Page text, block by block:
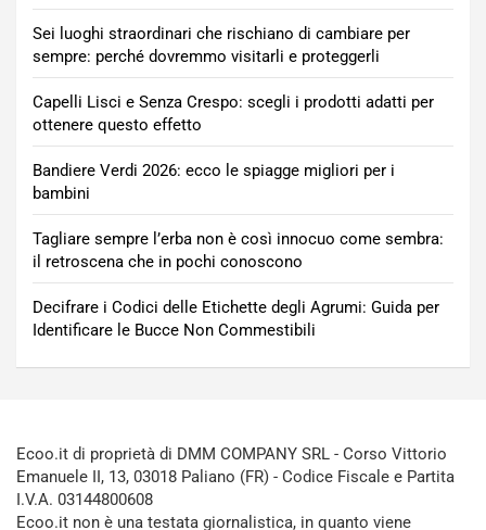
Sei luoghi straordinari che rischiano di cambiare per
sempre: perché dovremmo visitarli e proteggerli
Capelli Lisci e Senza Crespo: scegli i prodotti adatti per
ottenere questo effetto
Bandiere Verdi 2026: ecco le spiagge migliori per i
bambini
Tagliare sempre l’erba non è così innocuo come sembra:
il retroscena che in pochi conoscono
Decifrare i Codici delle Etichette degli Agrumi: Guida per
Identificare le Bucce Non Commestibili
Ecoo.it di proprietà di DMM COMPANY SRL - Corso Vittorio
Emanuele II, 13, 03018 Paliano (FR) - Codice Fiscale e Partita
I.V.A. 03144800608
Ecoo.it non è una testata giornalistica, in quanto viene